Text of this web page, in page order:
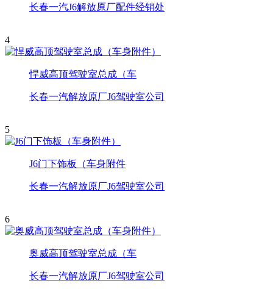
长春一汽J6解放原厂配件经销处
4
悍威高顶驾驶室总成（车
长春一汽解放原厂J6驾驶室公司
5
J6门下饰板（车身附件
长春一汽解放原厂J6驾驶室公司
6
奥威高顶驾驶室总成（车
长春一汽解放原厂J6驾驶室公司